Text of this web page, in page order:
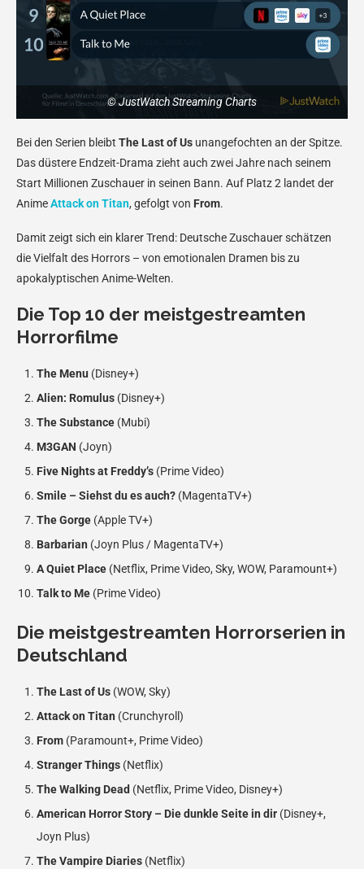
© JustWatch Streaming Charts
Bei den Serien bleibt The Last of Us unangefochten an der Spitze.
Das düstere Endzeit-Drama zieht auch zwei Jahre nach seinem
Start Millionen Zuschauer in seinen Bann. Auf Platz 2 landet der
AnimeAttack on Titan, gefolgt von From.
Damit zeigt sich ein klarer Trend: Deutsche Zuschauer schätzen
die Vielfalt des Horrors – von emotionalen Dramen bis zu
apokalyptischen Anime-Welten.
Die Top 10 der meistgestreamten
Horrorfilme
The Menu (Disney+)
Alien: Romulus (Disney+)
The Substance (Mubi)
M3GAN (Joyn)
Five Nights at Freddy’s (Prime Video)
Smile – Siehst du es auch? (MagentaTV+)
The Gorge (Apple TV+)
Barbarian (Joyn Plus / MagentaTV+)
A Quiet Place (Netflix, Prime Video, Sky, WOW, Paramount+)
Talk to Me (Prime Video)
Die meistgestreamten Horrorserien in
Deutschland
The Last of Us (WOW, Sky)
Attack on Titan (Crunchyroll)
From (Paramount+, Prime Video)
Stranger Things (Netflix)
The Walking Dead (Netflix, Prime Video, Disney+)
American Horror Story – Die dunkle Seite in dir (Disney+,
Joyn Plus)
The Vampire Diaries (Netflix)